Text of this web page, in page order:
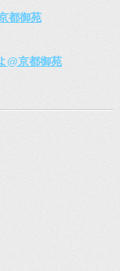
都御苑
@京都御苑